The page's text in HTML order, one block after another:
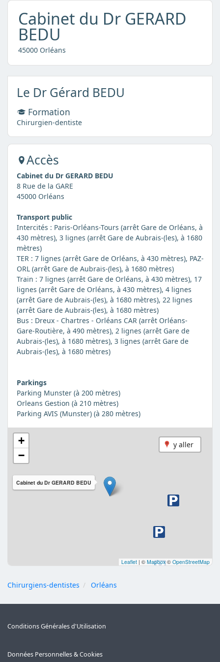
Cabinet du Dr GERARD
BEDU
45000 Orléans
Le Dr Gérard BEDU
Formation
Chirurgien-dentiste
Accès
Cabinet du Dr GERARD BEDU
8 Rue de la GARE
45000 Orléans
Transport public
Intercités : Paris-Orléans-Tours (arrêt Gare de Orléans, à
430 mètres), 3 lignes (arrêt Gare de Aubrais-(les), à 1680
mètres)
TER : 7 lignes (arrêt Gare de Orléans, à 430 mètres), PAZ-
ORL (arrêt Gare de Aubrais-(les), à 1680 mètres)
Train : 7 lignes (arrêt Gare de Orléans, à 430 mètres), 17
lignes (arrêt Gare de Orléans, à 430 mètres), 4 lignes
(arrêt Gare de Aubrais-(les), à 1680 mètres), 22 lignes
(arrêt Gare de Aubrais-(les), à 1680 mètres)
Bus : Dreux - Chartres - Orléans CAR (arrêt Orléans-
Gare-Routière, à 490 mètres), 2 lignes (arrêt Gare de
Aubrais-(les), à 1680 mètres), 3 lignes (arrêt Gare de
Aubrais-(les), à 1680 mètres)
Parkings
Parking Munster (à 200 mètres)
Orleans Gestion (à 210 mètres)
Parking AVIS (Munster) (à 280 mètres)
y aller
Cabinet du Dr GERARD BEDU
+
−
Leaflet | © Mapbox© OpenStreetMap
Chirurgiens-dentistes Orléans
Conditions Générales d'Utilisation
Données Personnelles & Cookies